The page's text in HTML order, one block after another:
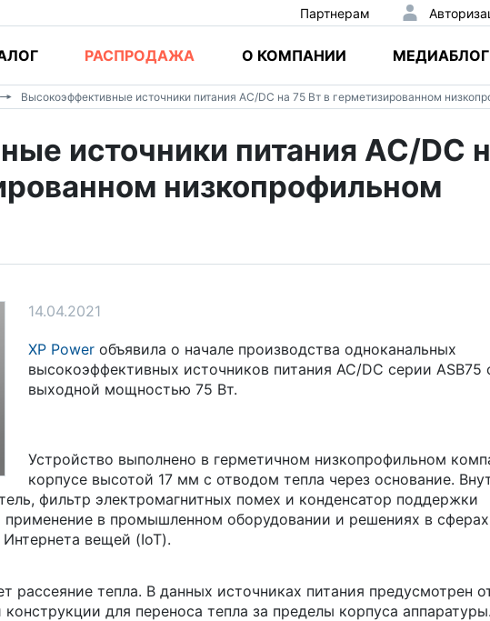
Партнерам
РАСПРОДАЖА О КОМПАНИИ МЕДИАБЛОГ
Высокоэффективные источники питания AC/DC на 75 Вт в герметизированном
источники питания AC/DC
низкопрофильном
14.04.2021
XP Power объявила о начале производства одноканальных
высокоэффективных источников питания AC/DC серии ASB75
выходной мощностью 75 Вт.
Устройство выполнено в герметичном низкопрофильном
корпусе высотой 17 мм с отводом тепла через основание.
фильтр электромагнитных помех и конденсатор поддержки
применение в промышленном оборудовании и решениях в сферах
вещей (IoT).
рассеяние тепла. В данных источниках питания предусмотрен
для переноса тепла за пределы корпуса аппаратуры.